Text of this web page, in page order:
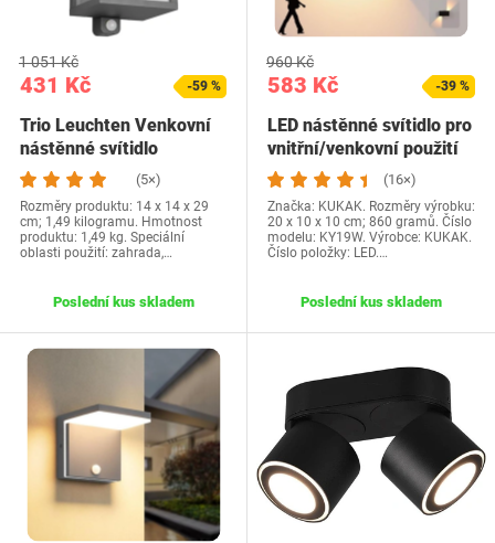
431 Kč
1 051 Kč
-59 %
Trio Leuchten Venkovní
nástěnné svítidlo
Garonne 201869142,…
(5×)
Rozměry produktu: 14 x 14 x 29
cm; 1,49 kilogramu. Hmotnost
produktu: 1,49 kg. Speciální
oblasti použití: zahrada,…
Poslední kus skladem
583 Kč
960 Kč
-39 %
LED nástěnné svítidlo pro
vnitřní/venkovní použití
s…
(16×)
Značka: KUKAK. Rozměry výrobku:
20 x 10 x 10 cm; 860 gramů. Číslo
modelu: KY19W. Výrobce: KUKAK.
Číslo položky: LED.…
Poslední kus skladem